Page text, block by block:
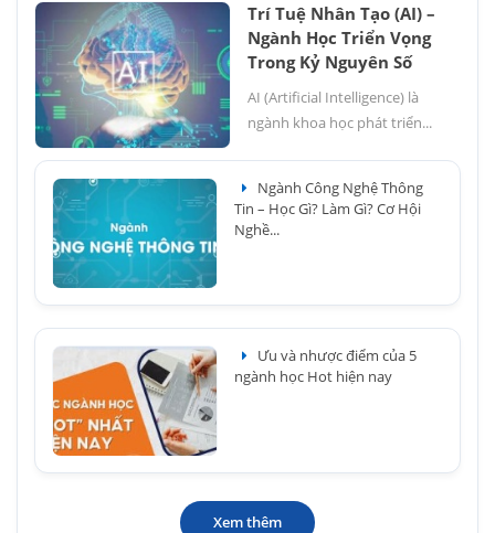
Trí Tuệ Nhân Tạo (AI) –
Ngành Học Triển Vọng
Trong Kỷ Nguyên Số
AI (Artificial Intelligence) là
ngành khoa học phát triển...
Ngành Công Nghệ Thông
Tin – Học Gì? Làm Gì? Cơ Hội
Nghề...
Ưu và nhược điểm của 5
ngành học Hot hiện nay
Xem thêm